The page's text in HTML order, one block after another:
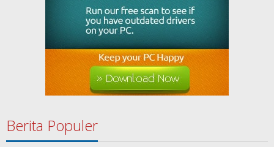
Berita Populer